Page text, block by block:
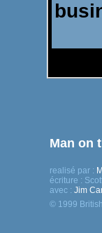
Man on
realisé par :
écriture :
avec : Jim
© 1999